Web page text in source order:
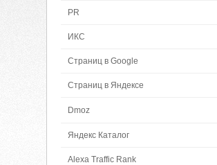
PR
ИКС
Страниц в Google
Страниц в Яндексе
Dmoz
Яндекс Каталог
Alexa Traffic Rank